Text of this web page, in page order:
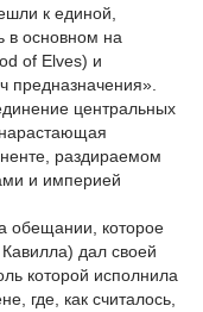
к единой,
в основном на
of Elves) и
предназначения».
центральных
раздираемом
и империей
обещании, которое
дал своей
которой исполнила
где, как считалось,